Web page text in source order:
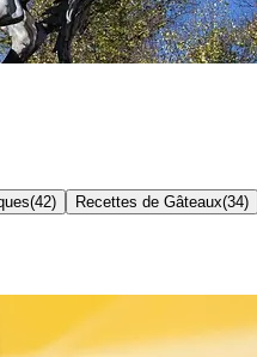
(42) Recettes de Gâteaux(34)